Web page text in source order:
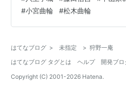
で、 書き始めます。😅 前回まで
図の、 ①から⑧柵門まで話を進
防戦図 改定１（⑨以降訂正し
なので、 その日のスタートから
町（…
#小宮曲輪 #松木曲輪
はてなブログ > 未指定 > 狩野一庵
はてなブログ タグとは
ヘルプ 開発ブロ
Copyright (C) 2001-2026 Hatena.